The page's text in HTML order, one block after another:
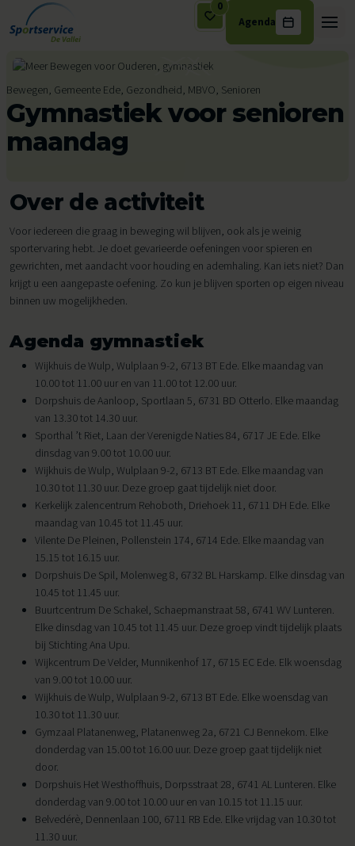
Ga naar de inhoud
0
Agenda
Bewegen, Gemeente Ede, Gezondheid, MBVO, Senioren
Gymnastiek voor senioren
maandag
Over de activiteit
Voor iedereen die graag in beweging wil blijven, ook als je weinig
sportervaring hebt. Je doet gevarieerde oefeningen voor spieren en
gewrichten, met aandacht voor houding en ademhaling. Kan iets niet? Dan
krijgt u een aangepaste oefening. Zo kun je blijven sporten op eigen niveau
binnen uw mogelijkheden.
Agenda gymnastiek
Wijkhuis de Wulp, Wulplaan 9-2, 6713 BT Ede. Elke maandag van
10.00 tot 11.00 uur en van 11.00 tot 12.00 uur.
Dorpshuis de Aanloop, Sportlaan 5, 6731 BD Otterlo. Elke maandag
van 13.30 tot 14.30 uur.
Sporthal ’t Riet, Laan der Verenigde Naties 84, 6717 JE Ede. Elke
dinsdag van 9.00 tot 10.00 uur.
Wijkhuis de Wulp, Wulplaan 9-2, 6713 BT Ede. Elke maandag van
10.30 tot 11.30 uur. Deze groep gaat tijdelijk niet door.
Kerkelijk zalencentrum Rehoboth, Driehoek 11, 6711 DH Ede. Elke
maandag van 10.45 tot 11.45 uur.
Vilente De Pleinen, Pollenstein 174, 6714 Ede. Elke maandag van
15.15 tot 16.15 uur.
Dorpshuis De Spil, Molenweg 8, 6732 BL Harskamp. Elke dinsdag van
10.45 tot 11.45 uur.
Buurtcentrum De Schakel, Schaepmanstraat 58, 6741 WV Lunteren.
Elke dinsdag van 10.45 tot 11.45 uur. Deze groep vindt tijdelijk plaats
bij Stichting Ana Upu.
Wijkcentrum De Velder, Munnikenhof 17, 6715 EC Ede. Elk woensdag
van 9.00 tot 10.00 uur.
Wijkhuis de Wulp, Wulplaan 9-2, 6713 BT Ede. Elke woensdag van
10.30 tot 11.30 uur.
Gymzaal Platanenweg, Platanenweg 2a, 6721 CJ Bennekom. Elke
donderdag van 15.00 tot 16.00 uur. Deze groep gaat tijdelijk niet
door.
Dorpshuis Het Westhoffhuis, Dorpsstraat 28, 6741 AL Lunteren. Elke
donderdag van 9.00 tot 10.00 uur en van 10.15 tot 11.15 uur.
Belvedérè, Dennenlaan 100, 6711 RB Ede. Elke vrijdag van 10.30 tot
11.30 uur.